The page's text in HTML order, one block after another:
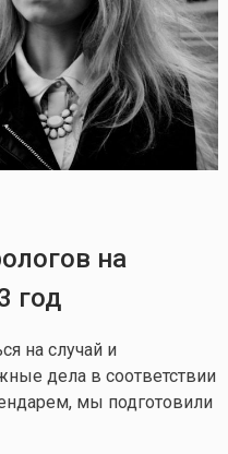
на
год
на случай и
дела в соответствии
мы подготовили